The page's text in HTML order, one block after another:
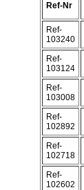
Ref-Nr
Ref-
103240
Ref-
103124
Ref-
103008
Ref-
102892
Ref-
102718
Ref-
102602